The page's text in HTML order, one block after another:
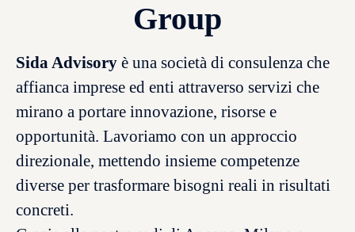
Group
Sida Advisory è una società di consulenza che
affianca imprese ed enti attraverso servizi che
mirano a portare innovazione, risorse e
opportunità. Lavoriamo con un approccio
direzionale, mettendo insieme competenze
diverse per trasformare bisogni reali in risultati
concreti.